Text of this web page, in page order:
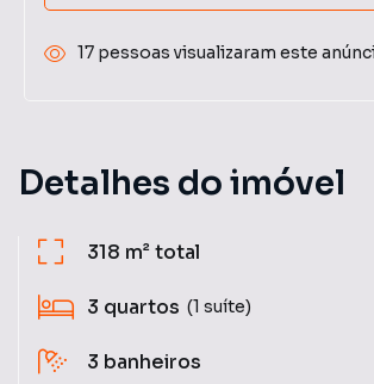
Detalhes do imóvel
318 m²total
3 quartos (1 suíte)
3 banheiros
17 pessoas visualizaram este